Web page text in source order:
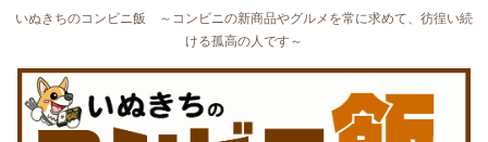
いぬきちのコンビニ飯 ～コンビニの新商品やグルメを常に求めて、彷徨い続
ける孤高の人です～